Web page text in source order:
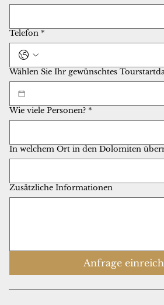
Telefon *
Wählen Sie Ihr gewünschtes
Wie viele Personen? *
In welchem Ort in den Dolomiten
Zusätzliche Informationen
Anfrage